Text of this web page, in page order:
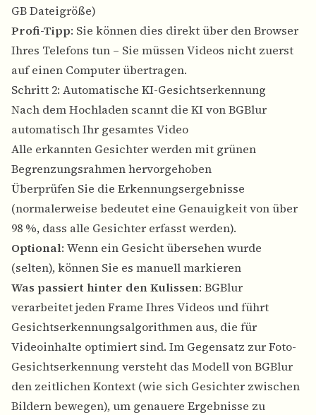
GB Dateigröße)
Profi-Tipp: Sie können dies direkt über den Browser
Ihres Telefons tun – Sie müssen Videos nicht zuerst
auf einen Computer übertragen.
Schritt 2: Automatische KI-Gesichtserkennung
Nach dem Hochladen scannt die KI von BGBlur
automatisch Ihr gesamtes Video
Alle erkannten Gesichter werden mit grünen
Begrenzungsrahmen hervorgehoben
Überprüfen Sie die Erkennungsergebnisse
(normalerweise bedeutet eine Genauigkeit von über
98 %, dass alle Gesichter erfasst werden).
Optional: Wenn ein Gesicht übersehen wurde
(selten), können Sie es manuell markieren
Was passiert hinter den Kulissen: BGBlur
verarbeitet jeden Frame Ihres Videos und führt
Gesichtserkennungsalgorithmen aus, die für
Videoinhalte optimiert sind. Im Gegensatz zur Foto-
Gesichtserkennung versteht das Modell von BGBlur
den zeitlichen Kontext (wie sich Gesichter zwischen
Bildern bewegen), um genauere Ergebnisse zu